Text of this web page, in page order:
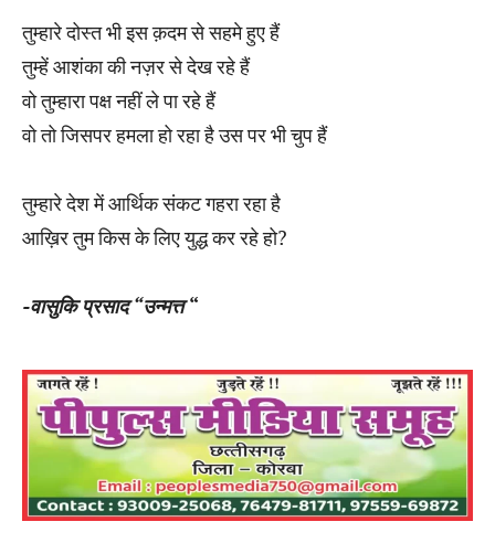
तुम्हारे दोस्त भी इस क़दम से सहमे हुए हैं
तुम्हें आशंका की नज़र से देख रहे हैं
वो तुम्हारा पक्ष नहीं ले पा रहे हैं
वो तो जिसपर हमला हो रहा है उस पर भी चुप हैं
तुम्हारे देश में आर्थिक संकट गहरा रहा है
आख़िर तुम किस के लिए युद्ध कर रहे हो?
-वासुकि प्रसाद “उन्मत्त“